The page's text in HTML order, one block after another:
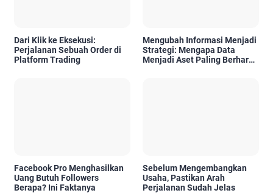
Dari Klik ke Eksekusi:
Perjalanan Sebuah Order di
Platform Trading
Mengubah Informasi Menjadi
Strategi: Mengapa Data
Menjadi Aset Paling Berharga
Facebook Pro Menghasilkan
Uang Butuh Followers
Berapa? Ini Faktanya
Sebelum Mengembangkan
Usaha, Pastikan Arah
Perjalanan Sudah Jelas